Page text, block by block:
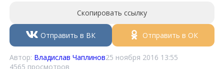
Скопировать ссылку
Отправить в ВК Отправить в ОК
Автор: Владислав Чаплинов25 ноября 2016 13:55
4565 просмотров